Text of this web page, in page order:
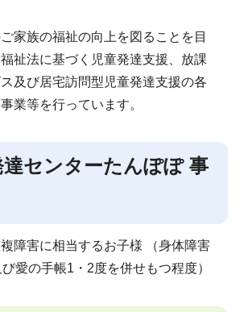
家族の福祉の向上を図ることを目
祉法に基づく児童発達支援、放課
及び居宅訪問型児童発達支援の各
業等を行っています。
センターたんぽぽ 事
障害に相当するお子様 （身体障害
愛の手帳1・2度を併せもつ程度）